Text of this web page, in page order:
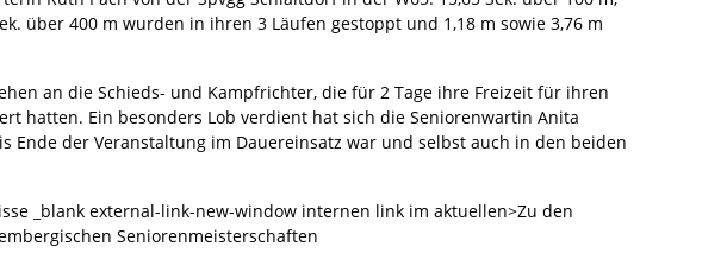
über 400 m wurden in ihren 3 Läufen gestoppt und 1,18 m sowie 3,76 m
an die Schieds- und Kampfrichter, die für 2 Tage ihre Freizeit für ihren
hatten. Ein besonders Lob verdient hat sich die Seniorenwartin Anita
Ende der Veranstaltung im Dauereinsatz war und selbst auch in den beiden
_blank external-link-new-window internen link im aktuellen>Zu den
Seniorenmeisterschaften